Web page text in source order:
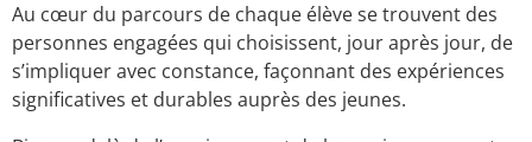
Au cœur du parcours de chaque élève se trouvent des
personnes engagées qui choisissent, jour après jour, de
s’impliquer avec constance, façonnant des expériences
significatives et durables auprès des jeunes.